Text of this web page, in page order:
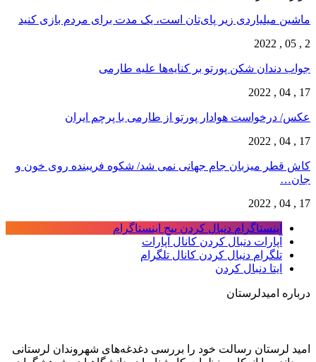
ماشین میلیاردی زیر پای‌تان است، یک مدت برای مردم بازی کنید
2 , 05 , 2022
جواب دندان شکن پورتو بر کنایه‌ها علیه طارمی
17 , 04 , 2022
عکس/ درخواست هوادار پورتو از طارمی با پرچم ایران
17 , 04 , 2022
کاش قطر میزبان جام جهانی نمی شد/ شکوه فریبنده روی خون و
جان…
17 , 04 , 2022
اینستاگرام دنبال کردن پیج اینستاگرام
آپارات دنبال کردن کانال آپارات
تلگرام دنبال کردن کانال تلگرام
ایتا دنبال کردن
درباره امیدلرستان
امید لرستان رسالت خود را بررسی دغدغه‌های شهروندان لرستانی